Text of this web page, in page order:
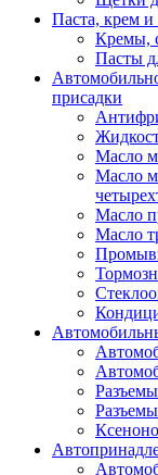
Паста, крем и
Кремы,
Пасты
присадки
Масло
Масло
Масло
Масло